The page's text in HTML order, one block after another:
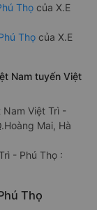
Thọ của X.E
Thọ của X.E
Nam tuyến Việt
Việt Trì -
Mai, Hà
- Phú Thọ :
Thọ